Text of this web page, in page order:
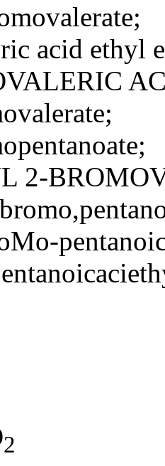
acid ethyl
2-
2